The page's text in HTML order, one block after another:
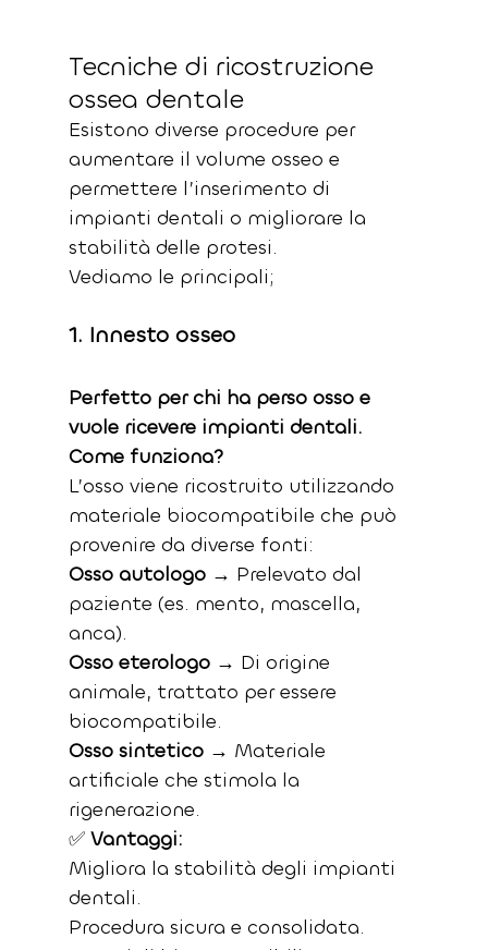
Tecniche di ricostruzione
ossea dentale
Esistono diverse procedure per
aumentare il volume osseo e
permettere l’inserimento di
impianti dentali o migliorare la
stabilità delle protesi.
Vediamo le principali;
1. Innesto osseo
Perfetto per chi ha perso osso e
vuole ricevere impianti dentali.
Come funziona?
L’osso viene ricostruito utilizzando
materiale biocompatibile che può
provenire da diverse fonti:
Osso autologo → Prelevato dal
paziente (es. mento, mascella,
anca).
Osso eterologo → Di origine
animale, trattato per essere
biocompatibile.
Osso sintetico → Materiale
artificiale che stimola la
rigenerazione.
✅ Vantaggi:
Migliora la stabilità degli impianti
dentali.
Procedura sicura e consolidata.